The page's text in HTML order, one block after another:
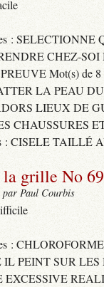
: SELECTIONNE
CHEZ-SOI
Mot(s) de
LA PEAU
LIEUX DE
CHAUSSURES
: CISELE
grille No
par Paul Courbis
:
PEINT SUR LES